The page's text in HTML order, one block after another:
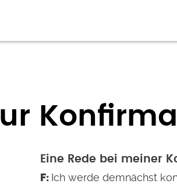
Eine Rede bei meiner
Ich werde demnächst